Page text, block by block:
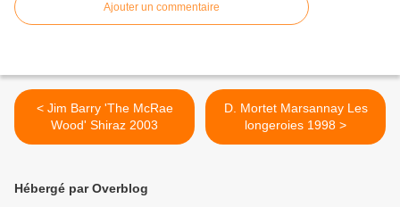
Ajouter un commentaire
< Jim Barry 'The McRae
Wood' Shiraz 2003
D. Mortet Marsannay Les
longeroies 1998 >
Hébergé par Overblog